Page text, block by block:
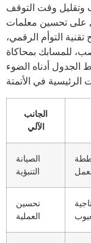
وتقليل وقت التوقف
على تحسين معلمات
التوأم الرقمي،
للمسابك بمحاكاة
الجدول أدناه الضوء
الجانب
الآلي
الصيانة
التنبؤية
تحسين
العملية